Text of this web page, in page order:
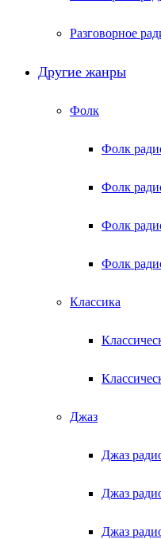
Разговорное
Другие жанры
Фолк
Фолк
Фолк
Фолк
Фолк
Классика
Джаз
Джаз
Джаз
Джаз